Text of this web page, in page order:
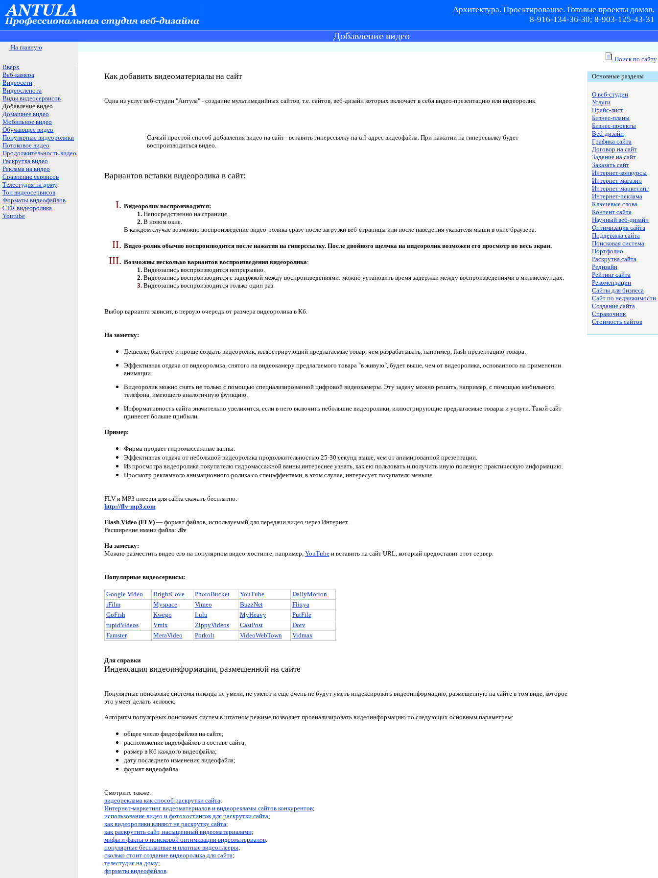
Архитектура. Проектирование. Готовые проекты домов.
8-916-134-36-30; 8-903-125-43-31
Добавление видео
На главную
Поиск по сайту
Вверх
Веб-камера
Видеосети
Видеослепота
Виды видеосервисов
Добавление видео
Домашнее видео
Мобильное видео
Обучающее видео
Популярные видеоролики
Потоковое видео
Продолжительность видео
Раскрутка видео
Реклама на видео
Сравнение сервисов
Телестудия на дому
Топ видеосервисов
Форматы видеофайлов
CTR видеоролика
Youtube
Как добавить видеоматериалы на сайт
Одна из услуг веб-студии "Антула" - создание мультимедийных сайтов, т.е. сайтов, веб-дизайн которых включает в себя видео-презентацию или видеоролик.
Самый простой способ добавления видео на сайт - вставить гиперссылку на url-адрес видеофайла. При нажатии на гиперссылку будет
воспроизводиться видео.
Вариантов вставки видеоролика в сайт:
Видеоролик воспроизводится:
Непосредственно на странице.
В новом окне.
В каждом случае возможно воспроизведение видео-ролика сразу после загрузки веб-страницы или после наведения указателя мыши в окне браузера.
Видео-ролик обычно воспроизводится после нажатия на гиперссылку. После двойного щелчка на видеоролик возможен его просмотр во весь экран.
Возможны несколько вариантов воспроизведения видеоролика:
Видеозапись воспроизводится непрерывно.
Видеозапись воспроизводится с задержкой между воспроизведениями: можно установить время задержки между воспроизведениями в миллисекундах.
Видеозапись воспроизводится только один раз.
Выбор варианта зависит, в первую очередь от размера видеоролика в Кб.
На заметку:
Дешевле, быстрее и проще создать видеоролик, иллюстрирующий предлагаемые товар, чем разрабатывать, например, flash-презентацию товара.
Эффективная отдача от видеоролика, снятого на видеокамеру предлагаемого товара "в живую", будет выше, чем от видеоролика, основанного на применении
анимации.
Видеоролик можно снять не только с помощью специализированной цифровой видеокамеры. Эту задачу можно решить, например, с помощью мобильного
телефона, имеющего аналогичную функцию.
Информативность сайта значительно увеличится, если в него включить небольшие видеоролики, иллюстрирующие предлагаемые товары и услуги. Такой сайт
принесет больше прибыли.
Пример:
Фирма продает гидромассажные ванны.
Эффективная отдача от небольшой видеоролика продолжительностью 25-30 секунд выше, чем от анимированной презентации.
Из просмотра видеоролика покупателю гидромассажной ванны интереснее узнать, как ею пользовать и получить иную полезную практическую информацию.
Просмотр рекламного анимационного ролика со спецэффектами, в этом случае, интересует покупателя меньше.
FLV и MP3 плееры для сайта скачать бесплатно:
http://flv-mp3.com
Flash Video (FLV)— формат файлов, используемый для передачи видео через Интернет.
Расширение имени файла: .flv
На заметку:
Можно разместить видео его на популярном видео-хостинге, например, YouTubeи вставить на сайт URL, который предоставит этот сервер.
Популярные видеосервисы:
Google Video BrightCove PhotoBucket YouTube
DailyMotion
iFilm
Myspace Vimeo BuzzNet
Flixya
GoFish
Kwego Lulu MyHeavy
PutFile
tupidVideos
Vmix ZippyVideos CastPost
Dotv
Famster
MeraVideo Porkolt VideoWebTown Vidmax
Для справки
Индексация видеоинформации, размещенной на сайте
Популярные поисковые системы никогда не умели, не умеют и еще очень не будут уметь индексировать видеоинформацию, размещенную на сайте в том виде, которое
это умеет делать человек.
Алгоритм популярных поисковых систем в штатном режиме позволяет проанализировать видеоинформацию по следующих основным параметрам:
общее число фидеофайлов на сайте;
расположение видеофайлов в составе сайта;
размер в Кб каждого видеофайла;
дату последнего изменения видеофайла;
формат видеофайла.
Смотрите также:
видеореклама как способ раскрутки сайта;
Интернет-маркетинг видеоматериалов и видеорекламы сайтов конкурентов;
использование видео и фотохостингов для раскрутки сайта;
как видеоролики влияют на раскрутку сайта;
как раскрутить сайт, насыщенный видеоматериалами;
мифы и факты о поисковой оптимизации видеоматериалов.
популярные бесплатные и платные видеоплееры;
сколько стоит создание видеоролика для сайта;
телестудия на дому;
форматы видеофайлов.
Основные разделы
О веб-студии
Услуги
Прайс-лист
Бизнес-планы
Бизнес-проекты
Веб-дизайн
Графика сайта
Договор на сайт
Задание на сайт
Заказать сайт
Интернет-конкурсы
Интернет-магазин
Интернет-маркетинг
Интернет-реклама
Ключевые слова
Контент сайта
Научный веб-дизайн
Оптимизация сайта
Поддержка сайта
Поисковая система
Портфолио
Раскрутка сайта
Редизайн
Рейтинг сайта
Рекомендации
Сайты для бизнеса
Сайт по недвижимости
Создание сайта
Справочник
Стоимость сайтов